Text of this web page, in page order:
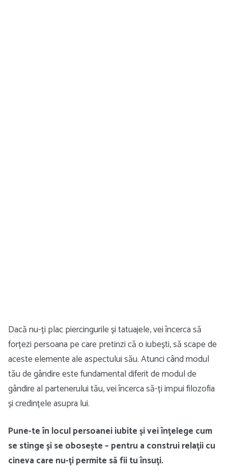
Dacă nu-ți plac piercingurile și tatuajele, vei încerca să
forțezi persoana pe care pretinzi că o iubești, să scape de
aceste elemente ale aspectului său. Atunci când modul
tău de gândire este fundamental diferit de modul de
gândire al partenerului tău, vei încerca să-ți impui filozofia
și credințele asupra lui.
Pune-te în locul persoanei iubite și vei înțelege cum
se stinge și se obosește – pentru a construi relații cu
cineva care nu-ți permite să fii tu însuți.